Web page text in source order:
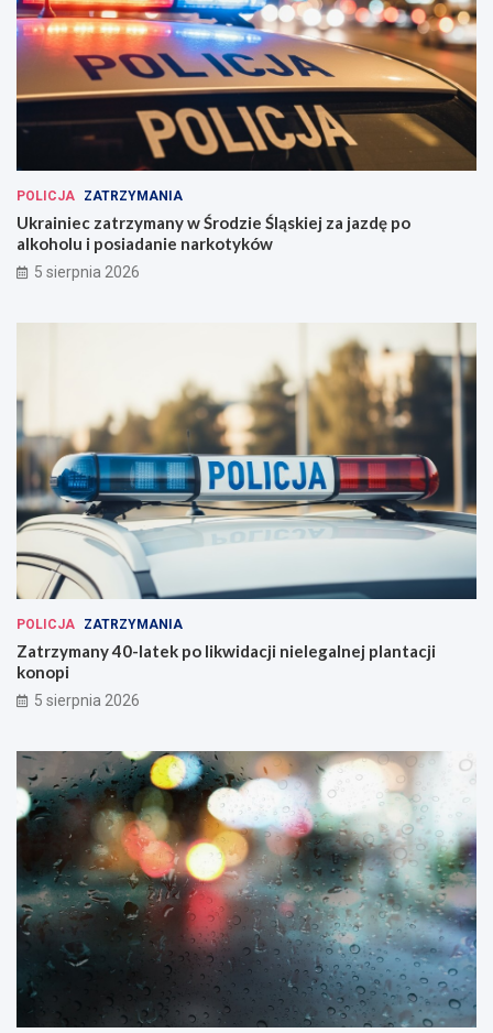
POLICJA ZATRZYMANIA
Ukrainiec zatrzymany w Środzie Śląskiej za jazdę po
alkoholu i posiadanie narkotyków
5 sierpnia 2026
POLICJA ZATRZYMANIA
Zatrzymany 40-latek po likwidacji nielegalnej plantacji
konopi
5 sierpnia 2026